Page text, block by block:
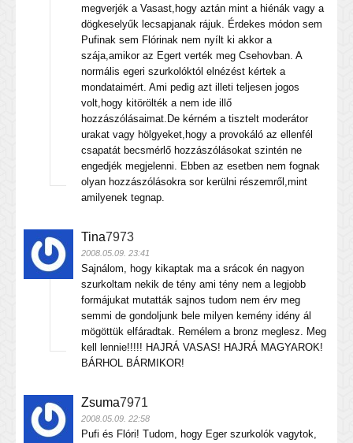
megverjék a Vasast,hogy aztán mint a hiénák vagy a
dögkeselyűk lecsapjanak rájuk. Érdekes módon sem
Pufinak sem Flórinak nem nyílt ki akkor a
szája,amikor az Egert verték meg Csehovban. A
normális egeri szurkolóktól elnézést kértek a
mondataimért. Ami pedig azt illeti teljesen jogos
volt,hogy kitörölték a nem ide illő
hozzászólásaimat.De kérném a tisztelt moderátor
urakat vagy hölgyeket,hogy a provokáló az ellenfél
csapatát becsmérlő hozzászólásokat szintén ne
engedjék megjelenni. Ebben az esetben nem fognak
olyan hozzászólásokra sor kerülni részemről,mint
amilyenek tegnap.
Tina7973
2008.05.09. 23:41
Sajnálom, hogy kikaptak ma a srácok én nagyon
szurkoltam nekik de tény ami tény nem a legjobb
formájukat mutatták sajnos tudom nem érv meg
semmi de gondoljunk bele milyen kemény idény ál
mögöttük elfáradtak. Remélem a bronz meglesz. Meg
kell lennie!!!!! HAJRÁ VASAS! HAJRÁ MAGYAROK!
BÁRHOL BÁRMIKOR!
Zsuma7971
2008.05.09. 22:58
Pufi és Flóri! Tudom, hogy Eger szurkolók vagytok,